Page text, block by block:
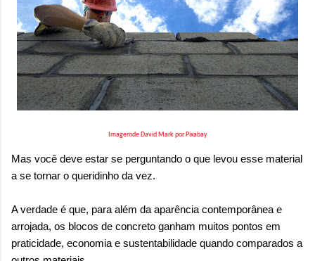
Imagemde David Mark por Pixabay
Mas você deve estar se perguntando o que levou esse material
a se tornar o queridinho da vez.
A verdade é que, para além da aparência contemporânea e
arrojada, os blocos de concreto ganham muitos pontos em
praticidade, economia e sustentabilidade quando comparados a